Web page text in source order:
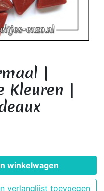
|
Kleuren |
winkelwagen
verlanglijst toevoegen